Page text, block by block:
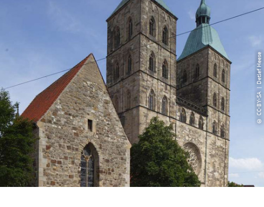
© CC-BY-SA | Detlef Heese